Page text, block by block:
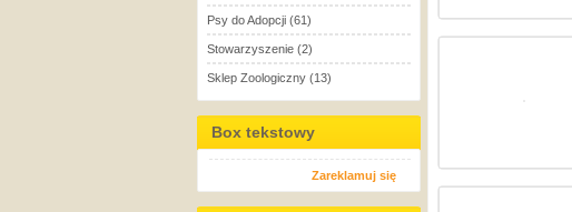
Psy do Adopcji (61)
Stowarzyszenie (2)
Sklep Zoologiczny (13)
Box tekstowy
Zareklamuj się